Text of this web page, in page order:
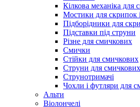
Кілкова механіка для
Мостики для скрипок і
Підборiдники для
Підставки під струни
Різне для смичкових
Смички
Стійки для смичкових
Струни для смичкових
Струнотримачі
Чохли і футляри для
Альти
Віолончелі